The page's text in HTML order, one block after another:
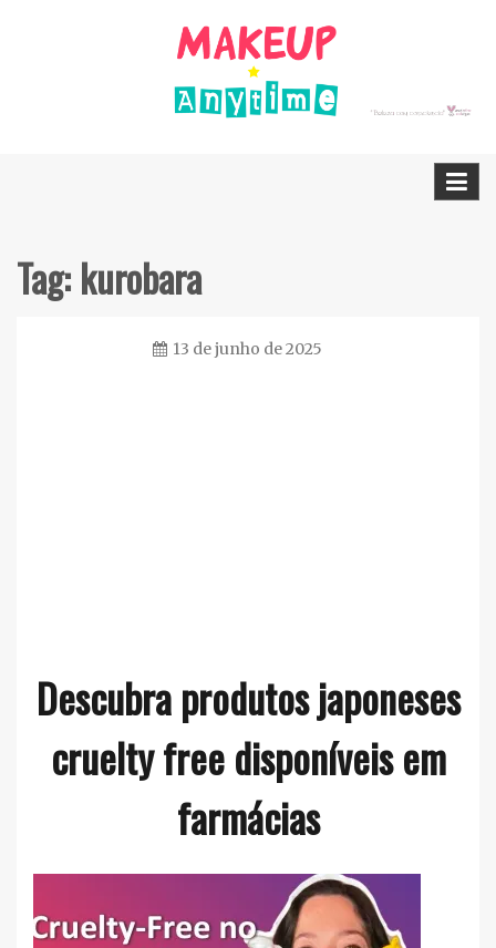
Tag:kurobara
13 de junho de 2025
Descubra produtos japoneses
cruelty free disponíveis em
farmácias
Japão,
Vídeos,